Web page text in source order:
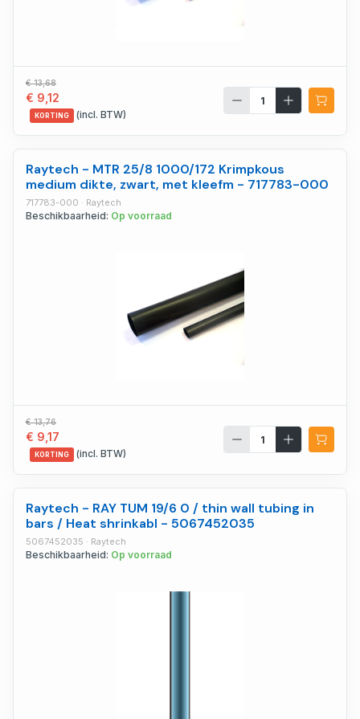
€ 13,68
€ 9,12
KORTING (incl. BTW)
Raytech - MTR 25/8 1000/172 Krimpkous
medium dikte, zwart, met kleefm - 717783-000
717783-000 · Raytech
Beschikbaarheid: Op voorraad
€ 13,76
€ 9,17
KORTING (incl. BTW)
Raytech - RAY TUM 19/6 0 / thin wall tubing in
bars / Heat shrinkabl - 5067452035
5067452035 · Raytech
Beschikbaarheid: Op voorraad